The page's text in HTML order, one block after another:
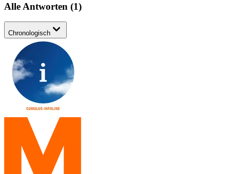
Alle Antworten (1)
Chronologisch